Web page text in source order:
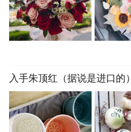
入手朱顶红（据说是进口的）